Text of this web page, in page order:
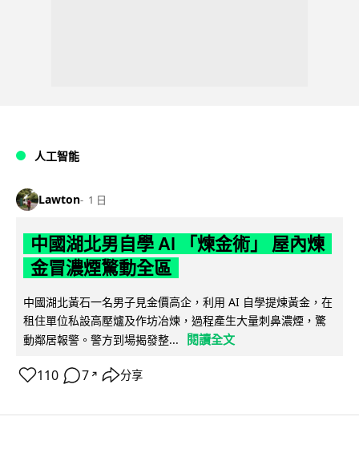
人工智能
Lawton 1 日
中國湖北男自學 AI 「煉金術」 屋內煉
金冒濃煙驚動全區
中國湖北黃石一名男子見金價高企，利用 AI 自學提煉黃金，在
租住單位私設高壓爐及作坊冶煉，過程產生大量刺鼻濃煙，驚
動鄰居報警。警方到場揭發整...
閱讀全文
110 7 ↗ 分享